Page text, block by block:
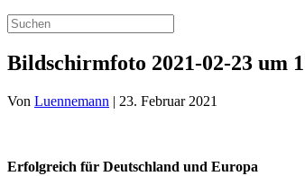
Bildschirmfoto 2021-02-23 um
Von Luennemann | 23. Februar 2021
Erfolgreich für Deutschland und Europa